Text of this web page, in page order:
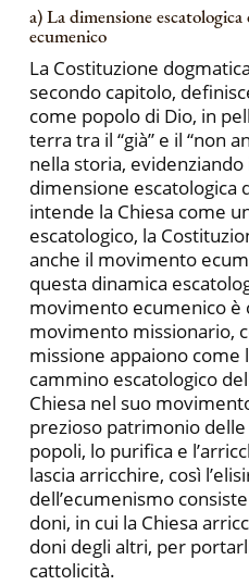
a) La dimensione
ecumenico
La Costituzione
secondo capitolo,
come popolo di Dio, in
terra tra il “già” e il “non
nella storia,
dimensione escatologica
intende la Chiesa come
escatologico, la
anche il movimento
questa dinamica
movimento ecumenico è
movimento missionario,
missione appaiono
cammino escatologico
Chiesa nel suo
prezioso patrimonio
popoli, lo purifica e
lascia arricchire, così
dell’ecumenismo
doni, in cui la Chiesa
doni degli altri, per
cattolicità.